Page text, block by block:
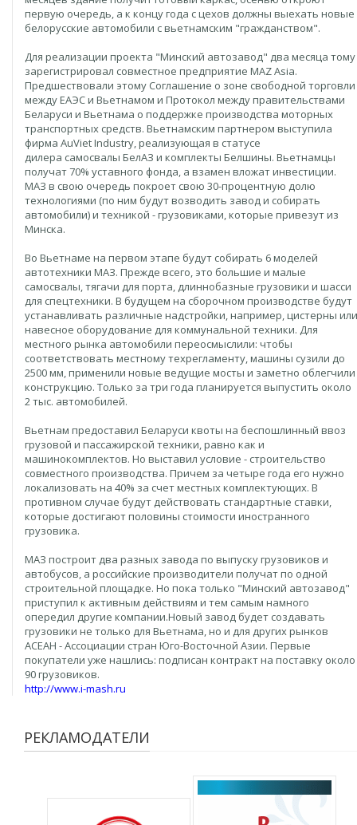
первую очередь, а к концу года с цехов должны выехать новые
белорусские автомобили с вьетнамским "гражданством".
Для реализации проекта "Минский автозавод" два месяца тому
зарегистрировал совместное предприятие MAZ Asia.
Предшествовали этому Соглашение о зоне свободной торговли
между ЕАЭС и Вьетнамом и Протокол между правительствами
Беларуси и Вьетнама о поддержке производства моторных
транспортных средств. Вьетнамским партнером выступила
фирма AuViet Industry, реализующая в статусе
дилера самосвалы БелАЗ и комплекты Белшины. Вьетнамцы
получат 70% уставного фонда, а взамен вложат инвестиции.
МАЗ в свою очередь покроет свою 30-процентную долю
технологиями (по ним будут возводить завод и собирать
автомобили) и техникой - грузовиками, которые привезут из
Минска.
Во Вьетнаме на первом этапе будут собирать 6 моделей
автотехники МАЗ. Прежде всего, это большие и малые
самосвалы, тягачи для порта, длиннобазные грузовики и шасси
для спецтехники. В будущем на сборочном производстве будут
устанавливать различные надстройки, например, цистерны или
навесное оборудование для коммунальной техники. Для
местного рынка автомобили переосмыслили: чтобы
соответствовать местному техрегламенту, машины сузили до
2500 мм, применили новые ведущие мосты и заметно облегчили
конструкцию. Только за три года планируется выпустить около
2 тыс. автомобилей.
Вьетнам предоставил Беларуси квоты на беспошлинный ввоз
грузовой и пассажирской техники, равно как и
машинокомплектов. Но выставил условие - строительство
совместного производства. Причем за четыре года его нужно
локализовать на 40% за счет местных комплектующих. В
противном случае будут действовать стандартные ставки,
которые достигают половины стоимости иностранного
грузовика.
МАЗ построит два разных завода по выпуску грузовиков и
автобусов, а российские производители получат по одной
строительной площадке. Но пока только "Минский автозавод"
приступил к активным действиям и тем самым намного
опередил другие компании.Новый завод будет создавать
грузовики не только для Вьетнама, но и для других рынков
АСЕАН - Ассоциации стран Юго-Восточной Азии. Первые
покупатели уже нашлись: подписан контракт на поставку около
90 грузовиков.
http://www.i-mash.ru
РЕКЛАМОДАТЕЛИ